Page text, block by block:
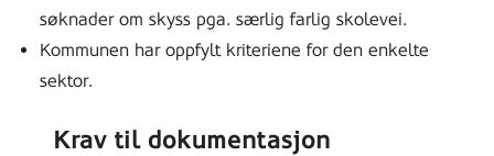
søknader om skyss pga. særlig farlig skolevei.
Kommunen har oppfylt kriteriene for den enkelte
sektor.
Krav til dokumentasjon